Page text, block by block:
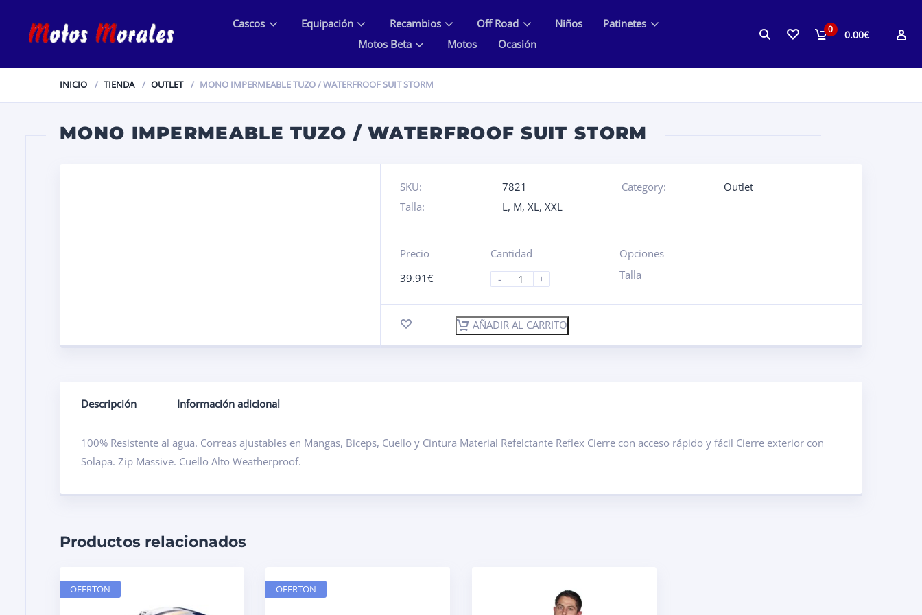
0 0.00€
Cascos Equipación Recambios Off Road Niños
Patinetes
Motos Beta
Motos Ocasión
INICIO TIENDA OUTLET MONO IMPERMEABLE TUZO / WATERFROOF SUIT STORM
MONO IMPERMEABLE TUZO / WATERFROOF SUIT STORM
SKU: 7821 Category:
Outlet
Talla:
L, M, XL, XXL
Precio
39.91€
Cantidad
-
+
Opciones
Talla
AÑADIR AL CARRITO
Descripción Información adicional
100% Resistente al agua. Correas ajustables en Mangas, Biceps, Cuello y Cintura Material Refelctante Reflex Cierre con acceso rápido y fácil Cierre exterior con
Solapa. Zip Massive. Cuello Alto Weatherproof.
Productos relacionados
OFERTON OFERTON